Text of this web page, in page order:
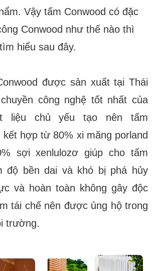
Vậy tấm Conwood có đặc
Conwood như thế nào thì
hiểu sau đây.
được sản xuất tại Thái
công nghệ tốt nhất của
liệu chủ yếu tạo nên tấm
kết hợp từ 80% xi măng porland
sợi xenlulozơ giúp cho tấm
độ bền dai và khó bị phá hủy
và hoàn toàn không gây độc
tái chế nên được ủng hộ trong
trường.